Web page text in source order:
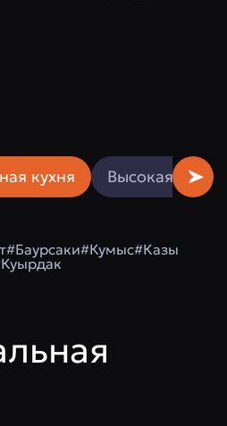
кухня Высокая кухня
#Баурсаки#Кумыс#Казы